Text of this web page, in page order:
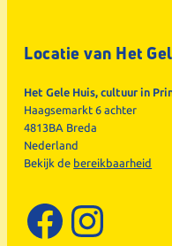
Locatie van Het
Het Gele Huis, cultuur in
Haagsemarkt 6 achter
4813BA Breda
Nederland
Bekijk de bereikbaarheid